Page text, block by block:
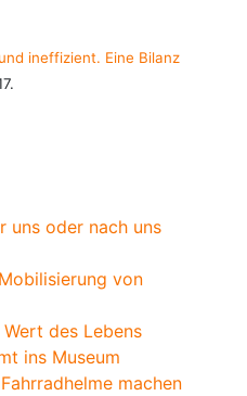
ineffizient. Eine Bilanz
uns oder nach uns
von
des Lebens
ins Museum
machen